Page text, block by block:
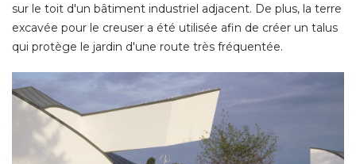
sur le toit d'un bâtiment industriel adjacent. De plus, la terre
excavée pour le creuser a été utilisée afin de créer un talus
qui protège le jardin d'une route très fréquentée.